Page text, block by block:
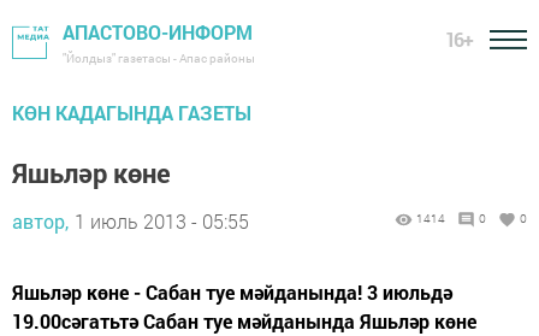
АПАСТОВО-ИНФОРМ
"Йолдыз" газетасы - Апас районы
16+
КӨН КАДАГЫНДА ГАЗЕТЫ
Яшьләр көне
автор, 1 июль 2013 - 05:55 1414 0 0
Яшьләр көне - Сабан туе мәйданында! 3 июльдә
19.00сәгатьтә Сабан туе мәйданында Яшьләр көне